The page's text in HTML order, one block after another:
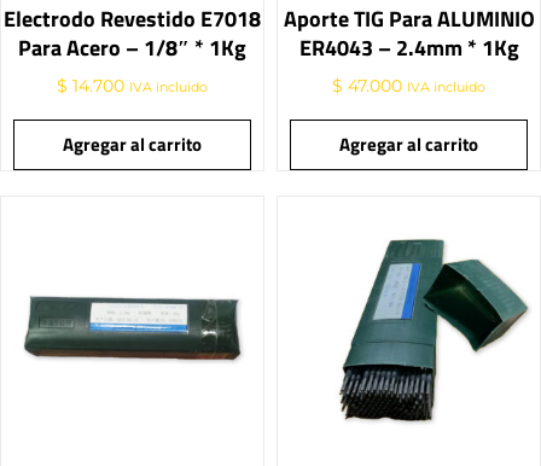
Electrodo Revestido E7018
Para Acero – 1/8″ * 1Kg
$ 14.700 IVA incluido
Agregar al carrito
Aporte TIG Para ALUMINIO
ER4043 – 2.4mm * 1Kg
$ 47.000 IVA incluido
Agregar al carrito